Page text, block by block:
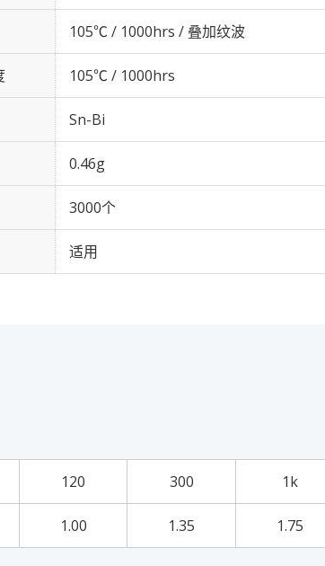
105℃ / 1000hrs / 叠加纹波
105℃ / 1000hrs
Sn-Bi
0.46g
3000个
适用
120 300 1k
1.00 1.35 1.75